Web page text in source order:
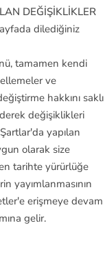
DEĞİŞİKLİKLER
dilediğiniz
tamamen kendi
ve
hakkını saklı
değişiklikleri
yapılan
olarak size
tarihte yürürlüğe
yayımlanmasının
erişmeye devam
gelir.